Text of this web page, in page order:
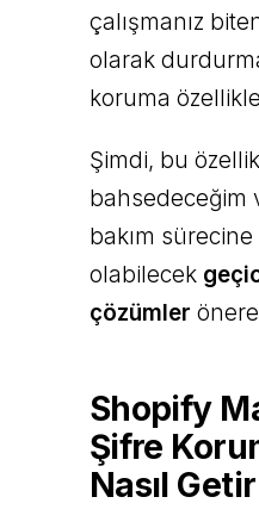
çalışmanız
olarak
koruma
Şimdi, bu
bahsedeceğim
bakım sürecine
olabilecek
çözümler
Shopify
Şifre
Nasıl